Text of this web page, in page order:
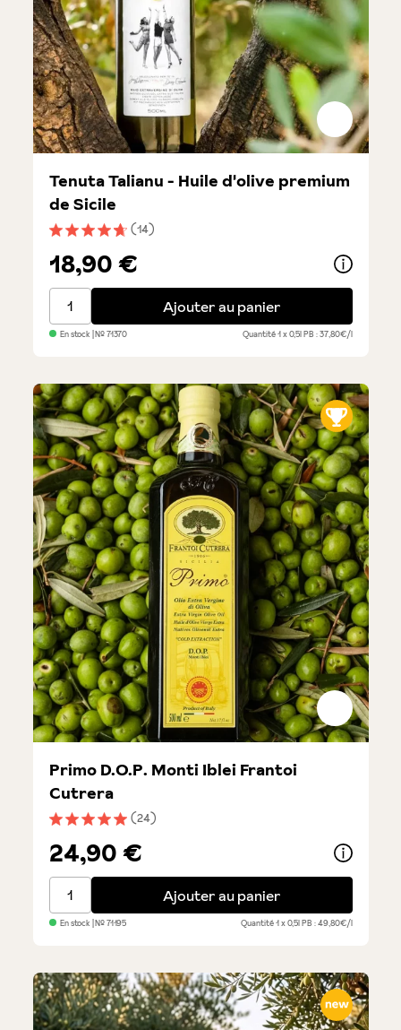
Note moyenne de 4.8 sur 5 étoiles
(14)
Tenuta Talianu - Huile d'olive premium
de Sicile
18,90 €
Tenuta Talianu - Huile d'olive premium de Sicile
Ajouter au panier
En stock | №71370 Quantité1 x 0,5lPB : 37,80€/l
Note moyenne de 5 sur 5 étoiles
(24)
Primo D.O.P. Monti Iblei Frantoi
Cutrera
24,90 €
Primo D.O.P. Monti Iblei Frantoi Cutrera
Ajouter au panier
En stock | №71195 Quantité1 x 0,5lPB : 49,80€/l